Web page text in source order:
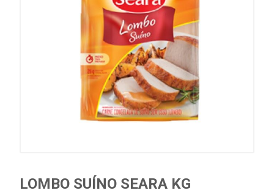
LOMBO SUÍNO SEARA KG